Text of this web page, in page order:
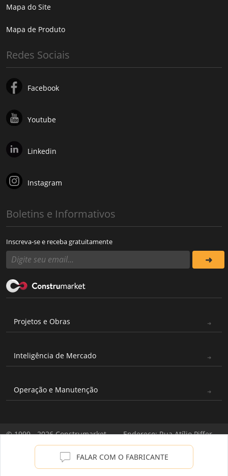
produtos contato catálogos cotação
FALAR COM O FABRICANTE
Mapa do Site
Mapa de Produto
Redes Sociais
Facebook
Youtube
Linkedin
Instagram
Boletins e Informativos
Inscreva-se e receba gratuitamente
Projetos e Obras
Inteligência de Mercado
Operação e Manutenção
© 1999 - 2026 Construmarket
Todos os direitos reservados
Política de Privacidade
Endereço: Rua Atílio Piffer,
571 - Casa Verde, São Paulo -
SP / CNPJ: 03.706.177/0001-